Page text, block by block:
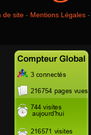
de site- Mentions Légales-